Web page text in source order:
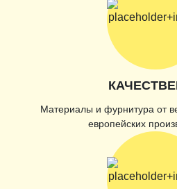
Материалы и фурнитура от
европейских